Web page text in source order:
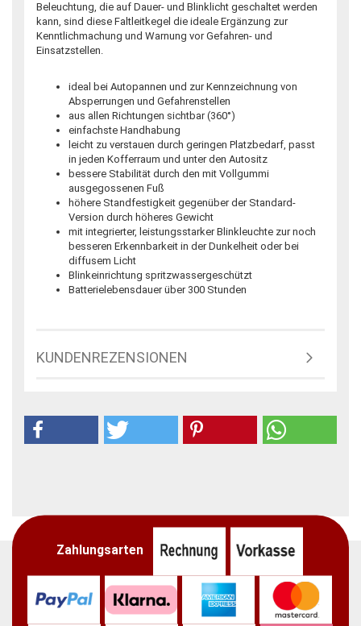
Beleuchtung, die auf Dauer- und Blinklicht geschaltet werden
kann, sind diese Faltleitkegel die ideale Ergänzung zur
Kenntlichmachung und Warnung vor Gefahren- und
Einsatzstellen.
ideal bei Autopannen und zur Kennzeichnung von
Absperrungen und Gefahrenstellen
aus allen Richtungen sichtbar (360°)
einfachste Handhabung
leicht zu verstauen durch geringen Platzbedarf, passt
in jeden Kofferraum und unter den Autositz
bessere Stabilität durch den mit Vollgummi
ausgegossenen Fuß
höhere Standfestigkeit gegenüber der Standard-
Version durch höheres Gewicht
mit integrierter, leistungsstarker Blinkleuchte zur noch
besseren Erkennbarkeit in der Dunkelheit oder bei
diffusem Licht
Blinkeinrichtung spritzwassergeschützt
Batterielebensdauer über 300 Stunden
KUNDENREZENSIONEN
Zahlungsarten